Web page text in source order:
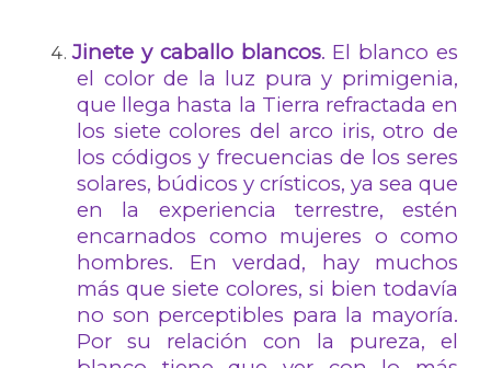
Jinete y caballo blancos. El blanco es
el color de la luz pura y primigenia,
que llega hasta la Tierra refractada en
los siete colores del arco iris, otro de
los códigos y frecuencias de los seres
solares, búdicos y crísticos, ya sea que
en la experiencia terrestre, estén
encarnados como mujeres o como
hombres. En verdad, hay muchos
más que siete colores, si bien todavía
no son perceptibles para la mayoría.
Por su relación con la pureza, el